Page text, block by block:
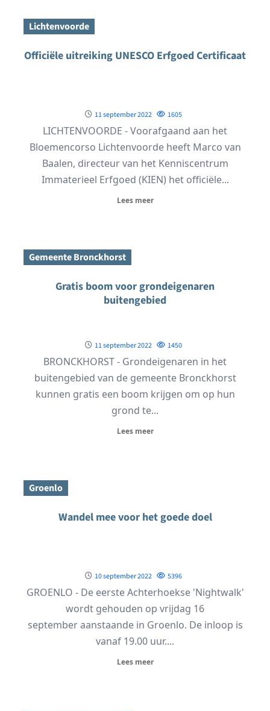
Lichtenvoorde
Officiële uitreiking UNESCO Erfgoed Certificaat
11 september 2022 1605
LICHTENVOORDE - Voorafgaand aan het
Bloemencorso Lichtenvoorde heeft Marco van
Baalen, directeur van het Kenniscentrum
Immaterieel Erfgoed (KIEN) het officiële...
Lees meer
Gemeente Bronckhorst
Gratis boom voor grondeigenaren
buitengebied
11 september 2022 1450
BRONCKHORST - Grondeigenaren in het
buitengebied van de gemeente Bronckhorst
kunnen gratis een boom krijgen om op hun
grond te...
Lees meer
Groenlo
Wandel mee voor het goede doel
10 september 2022 5396
GROENLO - De eerste Achterhoekse 'Nightwalk'
wordt gehouden op vrijdag 16
september aanstaande in Groenlo. De inloop is
vanaf 19.00 uur....
Lees meer